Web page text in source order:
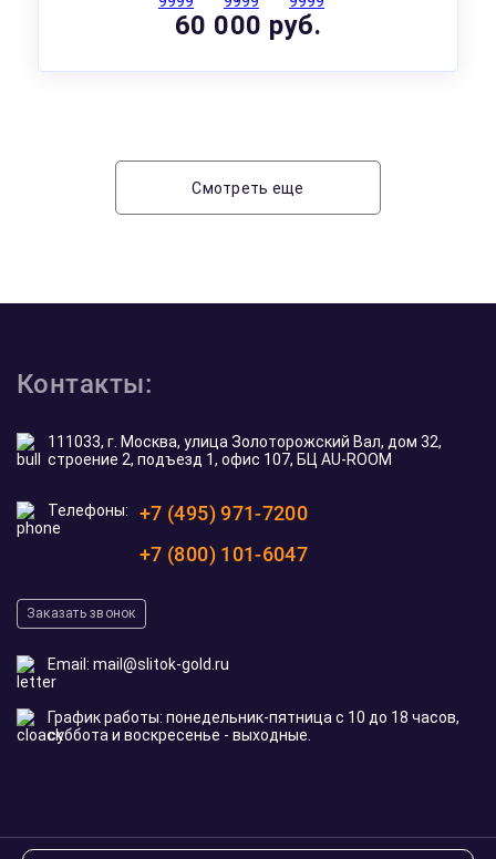
60 000 руб.
Смотреть еще
Контакты:
111033, г. Москва, улица Золоторожский Вал, дом 32,
строение 2, подъезд 1, офис 107, БЦ AU-ROOM
Телефоны:
+7 (495) 971-7200
+7 (800) 101-6047
Заказать звонок
Email: mail@slitok-gold.ru
График работы: понедельник-пятница с 10 до 18 часов,
суббота и воскресенье - выходные.